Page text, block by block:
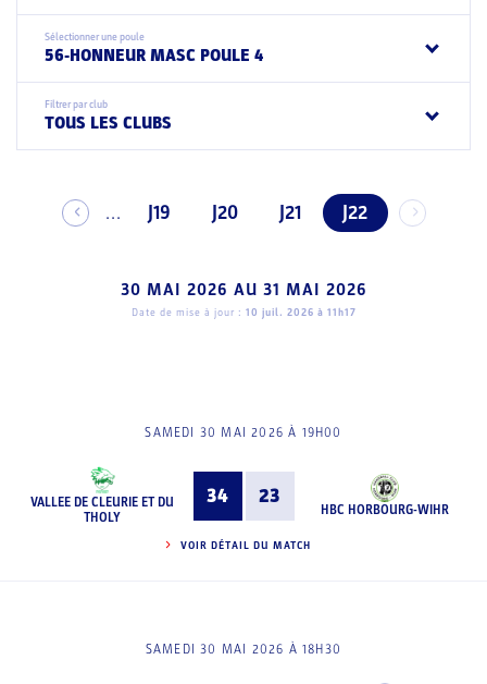
Sélectionner une poule
56-HONNEUR MASC POULE 4
Filtrer par club
TOUS LES CLUBS
... J19 J20 J21 J22
30 MAI 2026 AU 31 MAI 2026
Date de mise à jour : 10 juil. 2026 à 11h17
SAMEDI 30 MAI 2026 À 19H00
VALLEE DE CLEURIE ET DU
THOLY
34 23
HBC HORBOURG-WIHR
VOIR DÉTAIL DU MATCH
SAMEDI 30 MAI 2026 À 18H30